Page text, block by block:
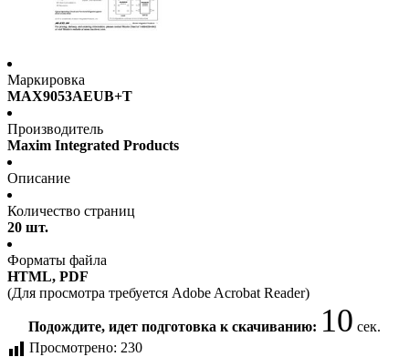
Маркировка
MAX9053AEUB+T
Производитель
Maxim Integrated Products
Описание
Количество страниц
20 шт.
Форматы файла
HTML, PDF
(Для просмотра требуется Adobe Acrobat Reader)
Подождите, идет подготовка к скачиванию: 10 сек.
Просмотрено: 230